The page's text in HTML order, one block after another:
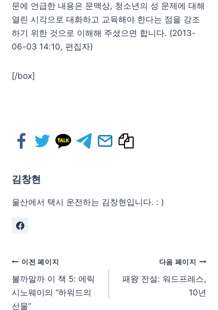
문에 언급한 내용은 문맥상, 청소년의 성 문제에 대해
열린 시각으로 대화하고 교육해야 한다는 점을 강조
하기 위한 것으로 이해해 주셨으면 합니다. (2013-
06-03 14:10, 편집자)
[/box]
김창현
울산에서 택시 운전하는 김창현입니다. : )
이전 페이지
볼까말까 이 책 5: 에릭
시노웨이의 “하워드의
선물”
다음 페이지
패왕 전설: 워드프레스,
10년